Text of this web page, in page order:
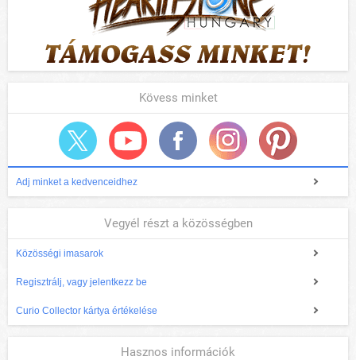
Kövess minket
Adj minket a kedvenceidhez
Vegyél részt a közösségben
Közösségi imasarok
Regisztrálj, vagy jelentkezz be
Curio Collector kártya értékelése
Hasznos információk